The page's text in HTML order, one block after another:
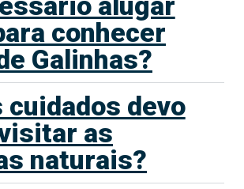
conhecer
Galinhas?
cuidados devo
as
naturais?